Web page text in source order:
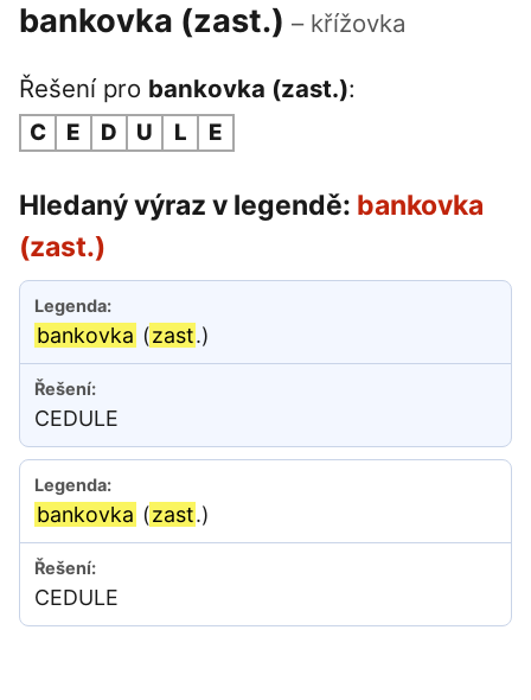
bankovka (zast.) – křížovka
Řešení pro bankovka (zast.):
C E D U L E
Hledaný výraz v legendě: bankovka
(zast.)
bankovka (zast.)
CEDULE
bankovka (zast.)
CEDULE